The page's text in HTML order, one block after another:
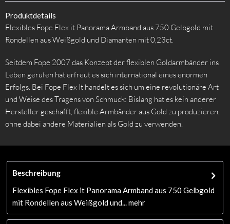
Produktdetails
Flexibles Fope Flex it Panorama Armband aus 750 Gelbgold mit
Rondellen aus Weißgold und Diamanten mit 0,23ct.
Seitdem Fope 2007 das Konzept der flexiblen Goldarmbänder ins
Leben gerufen hat erfreut es sich international eines enormen
Erfolgs. Bei Fope Flex It handelt es sich um eine revolutionäre Art
und Weise des Tragens von Schmuck: Bislang hat es kein anderer
Hersteller geschafft, flexible Armbänder aus Gold zu produzieren,
ohne dabei andere Materialien als Gold zu verwenden.
Beschreibung
Flexibles Fope Flex it Panorama Armband aus 750 Gelbgold
mit Rondellen aus Weißgold und...
mehr